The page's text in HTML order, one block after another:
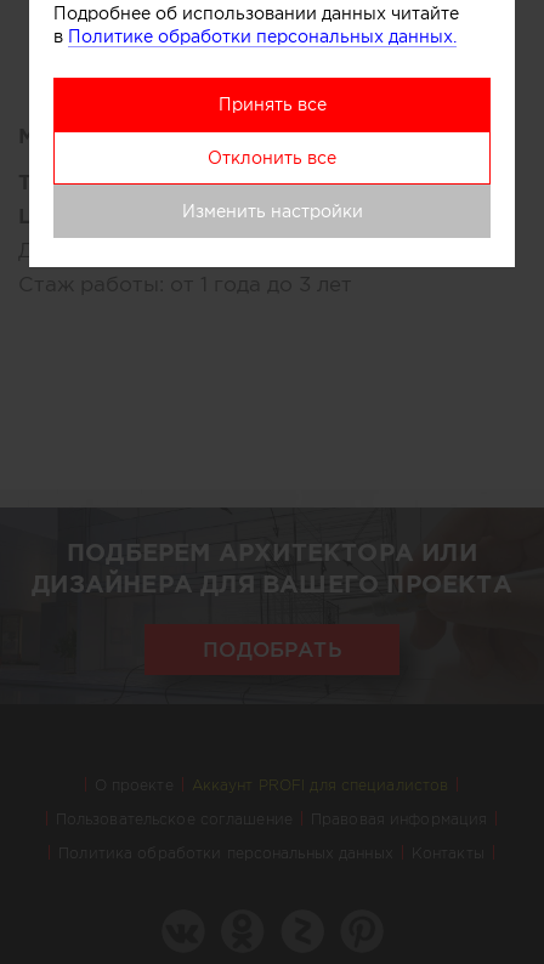
Место работы:
Текущее место работы:
Lava Ceramics Design, Россия, Москва
ПОДБЕРЕМ АРХИТЕКТОРА ИЛИ
ДИЗАЙНЕРА ДЛЯ ВАШЕГО ПРОЕКТА
ПОДОБРАТЬ
О проекте Аккаунт PROFI для специалистов
Пользовательское соглашение Правовая информация
Политика обработки персональных данных Контакты
Подробнее об использовании данных читайте
в Политике обработки персональных данных.
Принять все
Отклонить все
Изменить настройки